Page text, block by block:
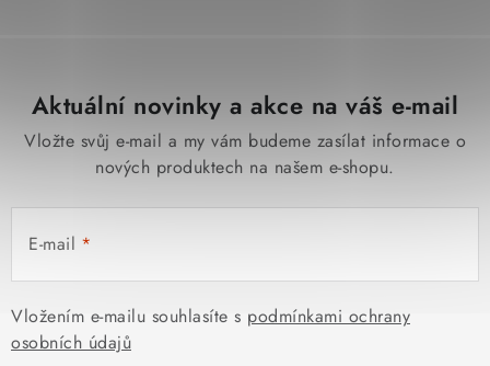
Aktuální novinky a akce na váš e-mail
Vložte svůj e-mail a my vám budeme zasílat informace o
nových produktech na našem e-shopu.
E-mail
Vložením e-mailu souhlasíte s podmínkami ochrany
osobních údajů